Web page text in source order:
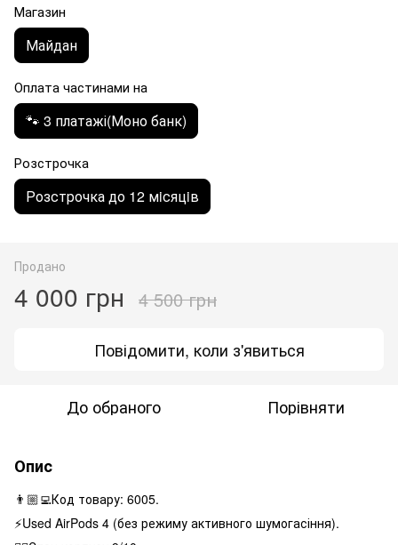
Магазин
Майдан
Оплата частинами на
🐾 3 платажі(Моно банк)
Розстрочка
Розстрочка до 12 мiсяцiв
Продано
4 000 грн 4 500 грн
Повідомити, коли з'явиться
До обраного Порівняти
Опис
👨🏼‍💻Код товару: 6005.
⚡️Used AirPods 4 (без режиму активного шумогасіння).